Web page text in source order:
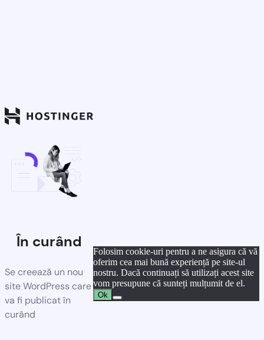
În curând
Se creează un nou
site WordPress care
va fi publicat în
curând
Folosim cookie-uri pentru a ne asigura că vă
oferim cea mai bună experiență pe site-ul
nostru. Dacă continuați să utilizați acest site
vom presupune că sunteți mulțumit de el.
Ok